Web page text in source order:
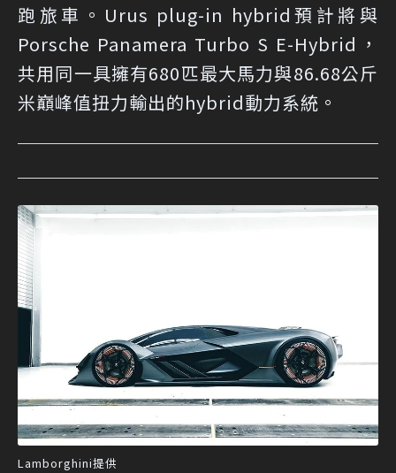
跑旅車。Urus plug-in hybrid預計將與
Porsche Panamera Turbo S E-Hybrid，
共用同一具擁有680匹最大馬力與86.68公斤
米巔峰值扭力輸出的hybrid動力系統。
Lamborghini提供